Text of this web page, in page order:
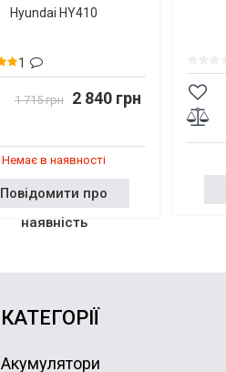
Hyundai HY410
1
1 715 грн 2 840 грн
Немає в наявності
Повідомити про
наявність
КАТЕГОРІЇ
Акумулятори